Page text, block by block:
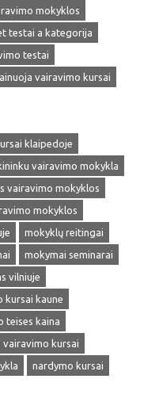
mokyklos
testai a kategorija
testai
vairavimo kursai
klaipedoje
vairavimo mokykla
vairavimo mokyklos
mokyklos
mokyklų reitingai
mokymai seminarai
vilniuje
kursai kaune
teises kaina
kursai
nardymo kursai